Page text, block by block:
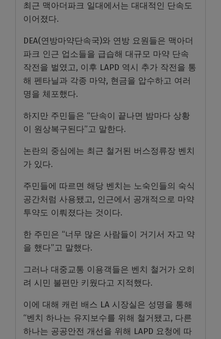
최근 맥아더파크 일대에서는 대대적인 단속도
이어졌다.
DEA(연방마약단속국)와 연방 요원들은 맥아더
파크 인근 업소들을 급습해 대규모 마약 단속
작전을 벌였고, 이후 LAPD 역시 추가 작전을 통
해 펜타닐과 각종 마약, 현금을 압수하고 여러
명을 체포했다.
하지만 주민들은 “단속이 끝나면 밤마다 상황
이 원상복구된다”고 말한다.
논란의 중심에는 최근 철거된 버스정류장 벤치
가 있다.
주민들에 따르면 해당 벤치는 노숙인들의 숙식
공간처럼 사용됐고, 인근에서 공개적으로 마약
투약도 이뤄졌다는 것이다.
한 주민은 “너무 많은 사람들이 거기서 자고 약
을 했다”고 말했다.
그러나 대중교통 이용객들은 벤치 철거가 오히
려 시민 불편만 키웠다고 지적했다.
이에 대해 캐런 배스 LA 시장실은 성명을 통해
“벤치 하나는 유지보수를 위해 철거됐고, 다른
하나는 공공안전 개선을 위해 LAPD 요청에 따